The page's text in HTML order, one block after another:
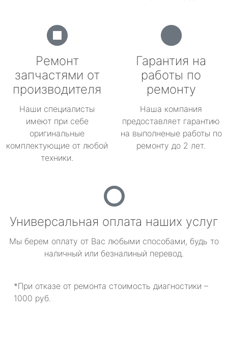
Ремонт
запчастями от
производителя
Наши специалисты
имеют при себе
оригинальные
комплектующие от любой
техники.
Гарантия на
работы по
ремонту
Наша компания
предоставляет гарантию
на выполненые работы по
ремонту до 2 лет.
Универсальная оплата наших услуг
Мы берем оплату от Вас любыми способами, будь то
наличный или безналиный перевод.
*При отказе от ремонта стоимость диагностики –
1000 руб.